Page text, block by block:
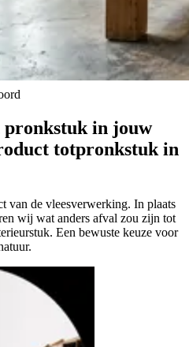
in jouw
totpronkstuk in
van de vleesverwerking. In plaats
wij wat anders afval zou zijn tot
Een bewuste keuze voor